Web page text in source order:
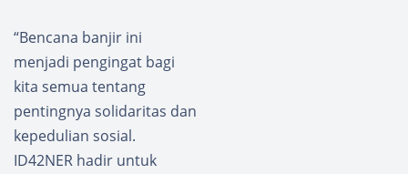
“Bencana banjir ini
menjadi pengingat bagi
kita semua tentang
pentingnya solidaritas dan
kepedulian sosial.
ID42NER hadir untuk